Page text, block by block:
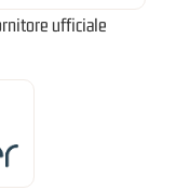
ufficiale